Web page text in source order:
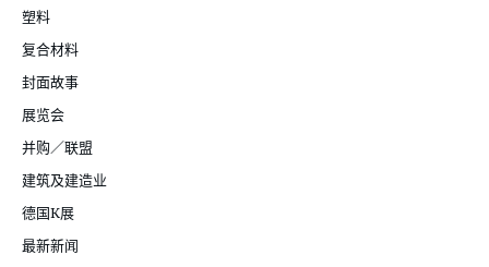
塑料
复合材料
封面故事
展览会
并购／联盟
建筑及建造业
德国K展
最新新闻